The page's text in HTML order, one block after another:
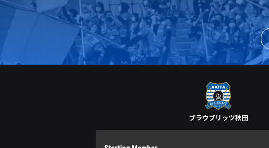
ブラウブリッツ秋田